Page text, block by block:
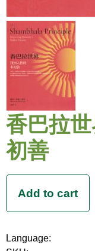
香巴拉
初善
Language: